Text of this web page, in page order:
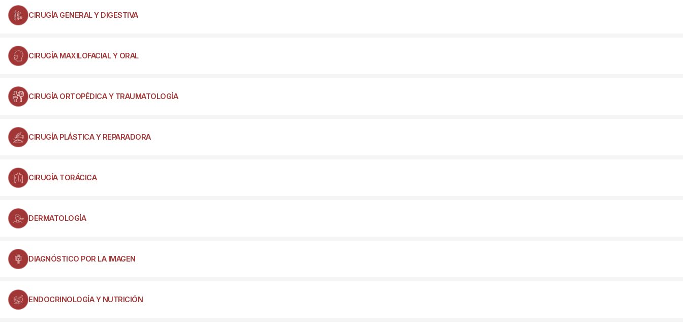
CIRUGÍA GENERAL Y DIGESTIVA
CIRUGÍA MAXILOFACIAL Y ORAL
CIRUGÍA ORTOPÉDICA Y TRAUMATOLOGÍA
CIRUGÍA PLÁSTICA Y REPARADORA
CIRUGÍA TORÁCICA
DERMATOLOGÍA
DIAGNÓSTICO POR LA IMAGEN
ENDOCRINOLOGÍA Y NUTRICIÓN